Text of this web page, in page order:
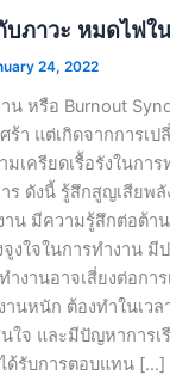
ภาวะ หมดไฟใ
24, 2022
น หรือ Burnout
ร้า แต่เกิดจากการเ
มเครียดเรื้อรังในกา
ร ดังนี้ รู้สึกสูญเสียพลั
าน มีความรู้สึกต่อต้า
งใจในการทำงาน
งานอาจเสี่ยงต่อกา
นหนัก ต้องทำในเวล
ใจ และมีปัญหาการเ
ด้รับการตอบแทน […]